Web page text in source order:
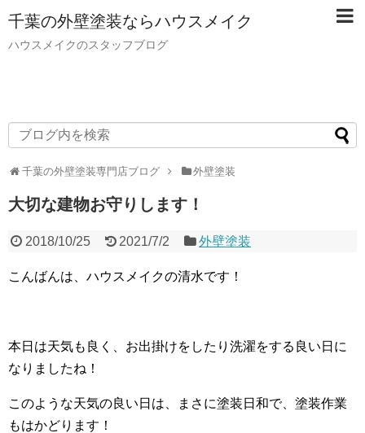
千葉の外壁塗装ならハウスメイク
ハウスメイクのスタッフブログ
千葉の外壁塗装専門店ブログ 外壁塗装
大切な建物お守りします！
2018/10/25 2021/7/2 外壁塗装
こんばんは、ハウスメイクの清水です！
本日は天気も良く、お出掛けをしたり洗濯をする良い日に
なりましたね！
このような天気の良い日は、まさに塗装日和で、塗装作業
もはかどります！